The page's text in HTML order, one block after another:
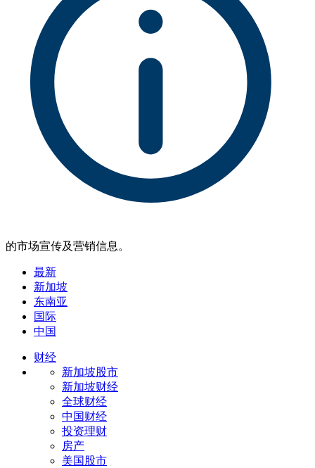
的市场宣传及营销信息。
最新
新加坡
东南亚
国际
中国
财经
新加坡股市
新加坡财经
全球财经
中国财经
投资理财
房产
美国股市